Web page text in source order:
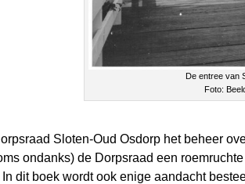
De entree van
Foto:
Sloten-Oud Osdorp het beheer
ondanks) de Dorpsraad een
dit boek wordt ook enige aandacht